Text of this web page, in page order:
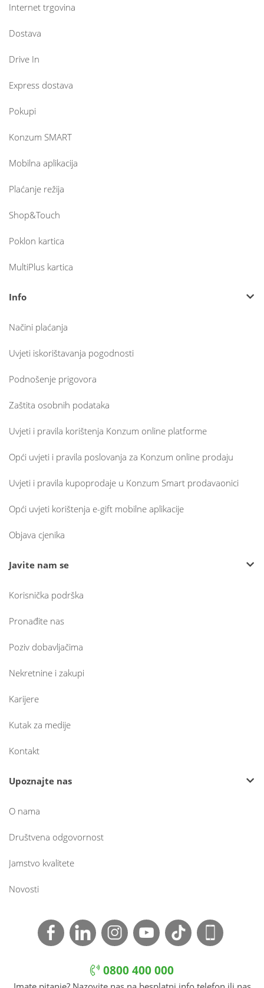
Internet trgovina
Dostava
Drive In
Express dostava
Pokupi
Konzum SMART
Mobilna aplikacija
Plaćanje režija
Shop&Touch
Poklon kartica
MultiPlus kartica
Info
Načini plaćanja
Uvjeti iskorištavanja pogodnosti
Podnošenje prigovora
Zaštita osobnih podataka
Uvjeti i pravila korištenja Konzum online platforme
Opći uvjeti i pravila poslovanja za Konzum online prodaju
Uvjeti i pravila kupoprodaje u Konzum Smart prodavaonici
Opći uvjeti korištenja e-gift mobilne aplikacije
Objava cjenika
Javite nam se
Korisnička podrška
Pronađite nas
Poziv dobavljačima
Nekretnine i zakupi
Karijere
Kutak za medije
Kontakt
Upoznajte nas
O nama
Društvena odgovornost
Jamstvo kvalitete
Novosti
0800 400 000